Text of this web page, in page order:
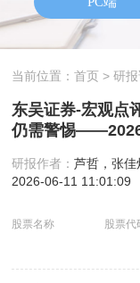
当前位置：首页 > 研
东吴证券-宏观点
仍需警惕
研报作者：芦哲，张佳
2026-06-11 11:01:09
股票名称 股票代